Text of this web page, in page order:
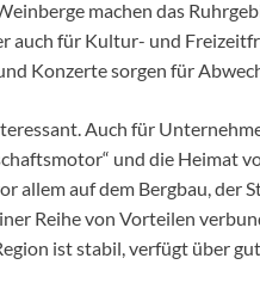
machen das
auch für Kultur- und
Konzerte sorgen für
Auch für
und die Heimat
allem auf dem Bergbau, der
Reihe von Vorteilen
ist stabil, verfügt über